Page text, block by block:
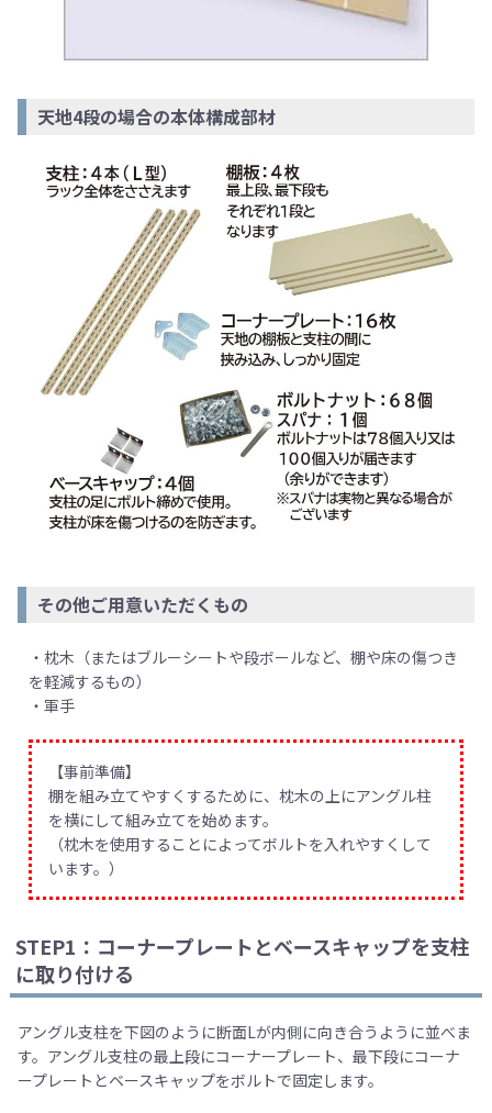
天地4段の場合の本体構成部材
その他ご用意いただくもの
・枕木（またはブルーシートや段ボールなど、棚や床の傷つき
を軽減するもの）
・軍手
【事前準備】
棚を組み立てやすくするために、枕木の上にアングル柱
を横にして組み立てを始めます。
（枕木を使用することによってボルトを入れやすくして
います。）
STEP1：コーナープレートとベースキャップを支柱
に取り付ける
アングル支柱を下図のように断面Lが内側に向き合うように並べま
す。アングル支柱の最上段にコーナープレート、最下段にコーナ
ープレートとベースキャップをボルトで固定します。